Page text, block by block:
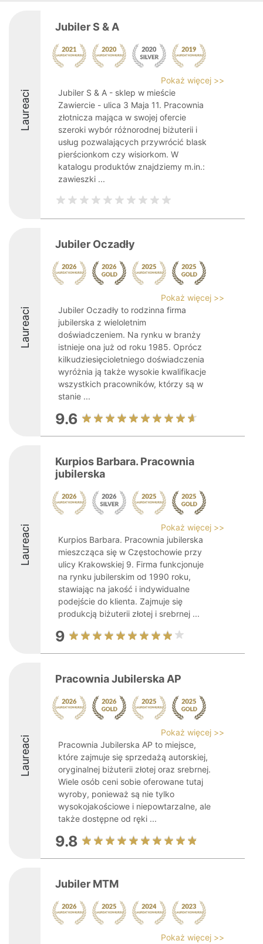
Laureaci
Jubiler S & A
Pokaż więcej >>
Jubiler S & A - sklep w mieście
Zawiercie - ulica 3 Maja 11. Pracownia
złotnicza mająca w swojej ofercie
szeroki wybór różnorodnej biżuterii i
usług pozwalających przywrócić blask
pierścionkom czy wisiorkom. W
katalogu produktów znajdziemy m.in.:
zawieszki ...
Laureaci
Jubiler Oczadły
Pokaż więcej >>
Jubiler Oczadły to rodzinna firma
jubilerska z wieloletnim
doświadczeniem. Na rynku w branży
istnieje ona już od roku 1985. Oprócz
kilkudziesięcioletniego doświadczenia
wyróżnia ją także wysokie kwalifikacje
wszystkich pracowników, którzy są w
stanie ...
9.6
Laureaci
Kurpios Barbara. Pracownia
jubilerska
Pokaż więcej >>
Kurpios Barbara. Pracownia jubilerska
mieszcząca się w Częstochowie przy
ulicy Krakowskiej 9. Firma funkcjonuje
na rynku jubilerskim od 1990 roku,
stawiając na jakość i indywidualne
podejście do klienta. Zajmuje się
produkcją biżuterii złotej i srebrnej ...
9
Laureaci
Pracownia Jubilerska AP
Pokaż więcej >>
Pracownia Jubilerska AP to miejsce,
które zajmuje się sprzedażą autorskiej,
oryginalnej biżuterii złotej oraz srebrnej.
Wiele osób ceni sobie oferowane tutaj
wyroby, ponieważ są nie tylko
wysokojakościowe i niepowtarzalne, ale
także dostępne od ręki ...
9.8
Jubiler MTM
Pokaż więcej >>